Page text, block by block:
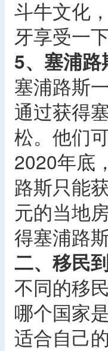
斗牛文化
牙享受一下
5、塞浦路
塞浦路斯
通过获得
松。他们
2020年底
路斯只能
元的当地
得塞浦路
二、移民
不同的移
哪个国家
适合自己